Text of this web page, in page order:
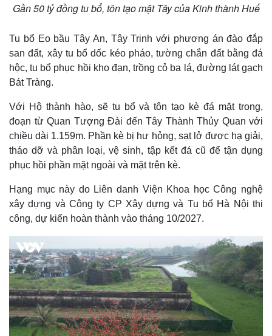
Thế giới
Cuộc sống đó đây
Hồ sơ
Multimedia
Video
Ảnh
E-Magazine
Infographic
Gần 50 tỷ đồng tu bổ, tôn tạo mặt Tây của Kinh thành Huế
Tu bổ Eo bầu Tây An, Tây Trinh với phương án đào đắp
san đất, xây tu bổ dốc kéo pháo, tường chắn đất bằng đá
hộc, tu bổ phục hồi kho đạn, trồng cỏ ba lá, đường lát gạch
Bát Tràng.
Với Hộ thành hào, sẽ tu bổ và tôn tạo kè đá mặt trong,
đoạn từ Quan Tượng Đài đến Tây Thành Thủy Quan với
chiều dài 1.159m. Phần kè bị hư hỏng, sạt lở được hạ giải,
tháo dỡ và phân loại, vệ sinh, tập kết đá cũ để tận dụng
phục hồi phần mặt ngoài và mặt trên kè.
Hạng mục này do Liên danh Viện Khoa học Công nghệ
xây dựng và Công ty CP Xây dựng và Tu bổ Hà Nội thi
công, dự kiến hoàn thành vào tháng 10/2027.